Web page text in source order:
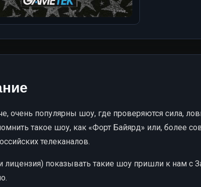
очень популярны шоу, где проверяются сила,
такое шоу, как «Форт Байярд» или, более
телеканалов.
лицензия) показывать такие шоу пришли к нам с